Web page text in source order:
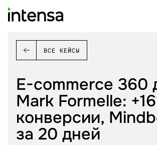
ВСЕ КЕЙСЫ
E-commerce 360
Mark Formelle:
конверсии,
за 20 дней